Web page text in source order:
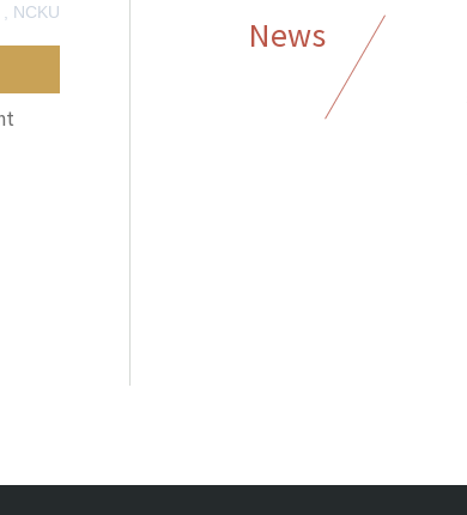
NCKU News